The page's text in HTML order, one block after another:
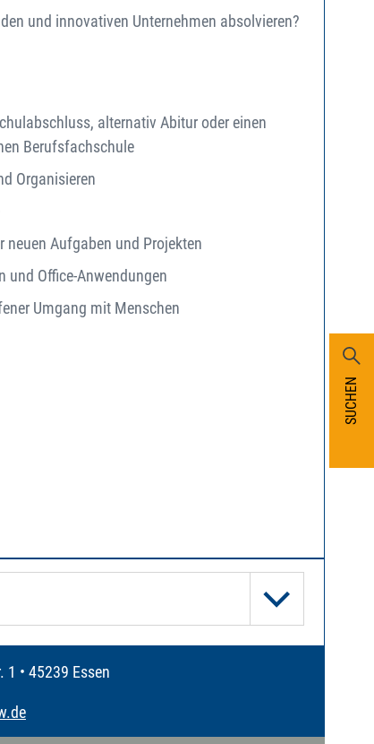
SUCHEN
und innovativen Unternehmen absolvieren?
alternativ Abitur oder einen
Berufsfachschule
Organisieren
neuen Aufgaben und Projekten
und Office-Anwendungen
Umgang mit Menschen
1 • 45239 Essen